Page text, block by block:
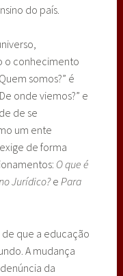
do país.
o conhecimento
somos?” é
onde viemos?” e
de se
um ente
de forma
O que é
Jurídico?e Para
que a educação
A mudança
da